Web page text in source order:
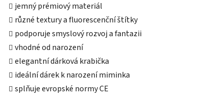
jemný prémiový materiál
různé textury a fluorescenční štítky
podporuje smyslový rozvoj a fantazii
vhodné od narození
elegantní dárková krabička
ideální dárek k narození miminka
splňuje evropské normy CE